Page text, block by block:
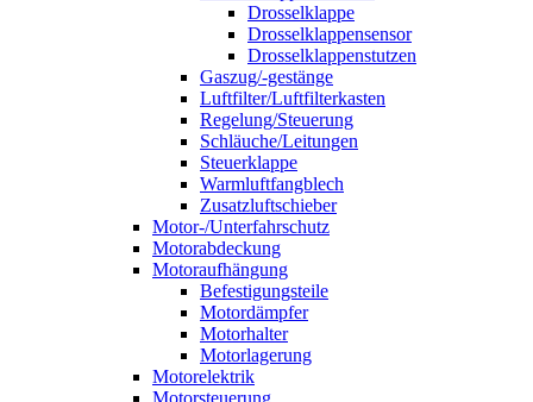
Drosselklappe
Drosselklappensensor
Drosselklappenstutzen
Gaszug/-gestänge
Luftfilter/Luftfilterkasten
Regelung/Steuerung
Schläuche/Leitungen
Steuerklappe
Warmluftfangblech
Zusatzluftschieber
Motor-/Unterfahrschutz
Motorabdeckung
Motoraufhängung
Befestigungsteile
Motordämpfer
Motorhalter
Motorlagerung
Motorelektrik
Motorsteuerung